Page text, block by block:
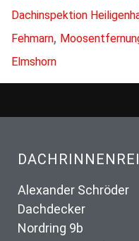
Dachinspektion
Fehmarn,
Elmshorn
Alexander Schröder
Dachdecker
Nordring 9b